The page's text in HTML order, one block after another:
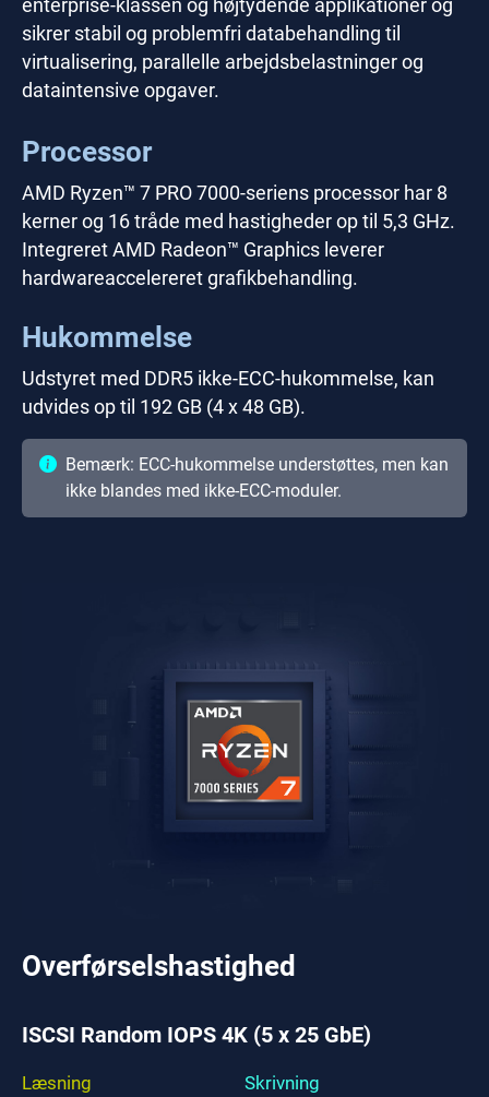
enterprise-klassen og højtydende applikationer og
sikrer stabil og problemfri databehandling til
virtualisering, parallelle arbejdsbelastninger og
dataintensive opgaver.
Processor
AMD Ryzen™ 7 PRO 7000-seriens processor har 8
kerner og 16 tråde med hastigheder op til 5,3 GHz.
Integreret AMD Radeon™ Graphics leverer
hardwareaccelereret grafikbehandling.
Hukommelse
Udstyret med DDR5 ikke-ECC-hukommelse, kan
udvides op til 192 GB (4 x 48 GB).
Bemærk: ECC-hukommelse understøttes, men kan
ikke blandes med ikke-ECC-moduler.
Overførselshastighed
ISCSI Random IOPS 4K (5 x 25 GbE)
Læsning Skrivning